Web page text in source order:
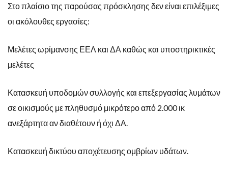
Στο πλαίσιο της παρούσας πρόσκλησης δεν είναι επιλέξιμες
οι ακόλουθες εργασίες:
Μελέτες ωρίμανσης ΕΕΛ και ΔΑ καθώς και υποστηρικτικές
μελέτες
Κατασκευή υποδομών συλλογής και επεξεργασίας λυμάτων
σε οικισμούς με πληθυσμό μικρότερο από 2.000 ικ
ανεξάρτητα αν διαθέτουν ή όχι ΔΑ.
Κατασκευή δικτύου αποχέτευσης ομβρίων υδάτων.